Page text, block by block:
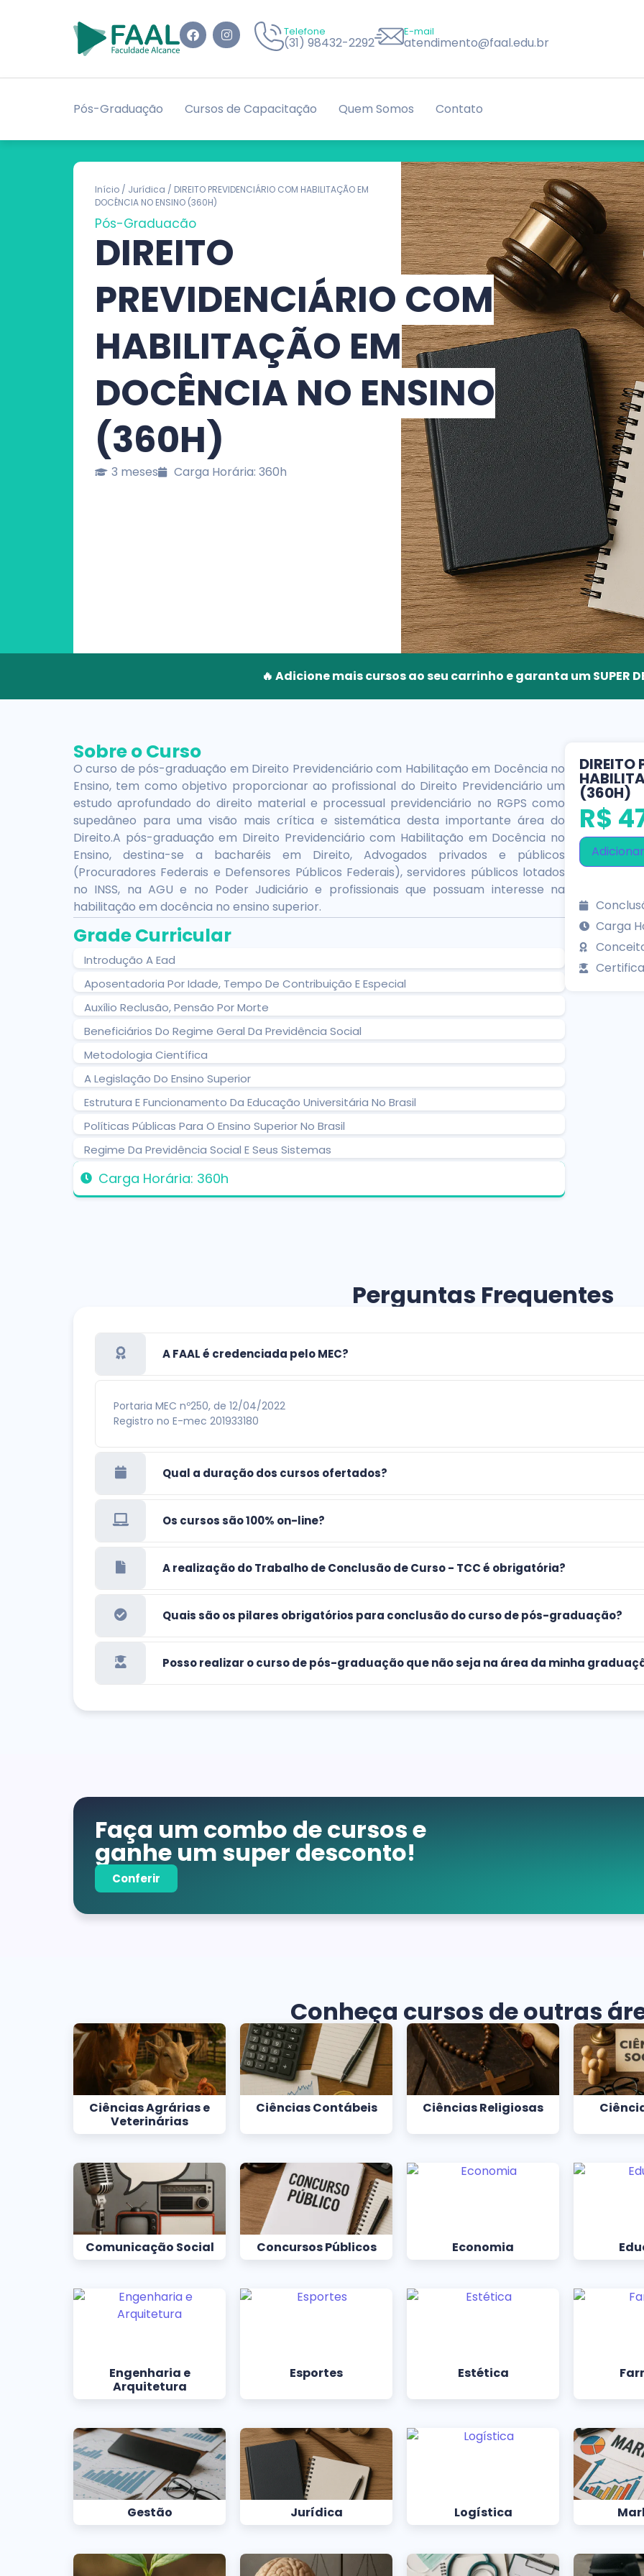
Telefone
(31) 98432-2292
E-mail
atendimento@faal.edu.br
Pós-Graduação Cursos de Capacitação Quem Somos Contato
Início / Jurídica / DIREITO PREVIDENCIÁRIO COM HABILITAÇÃO EM
DOCÊNCIA NO ENSINO (360H)
Pós-Graduação
DIREITO
PREVIDENCIÁRIO COM
HABILITAÇÃO EM
DOCÊNCIA NO ENSINO
(360H)
3 meses Carga Horária: 360h
🔥 Adicione mais cursos ao seu carrinho e garanta um SUPER
Sobre o Curso
O curso de pós-graduação em Direito Previdenciário com Habilitação em Docência no
Ensino, tem como objetivo proporcionar ao profissional do Direito Previdenciário um
estudo aprofundado do direito material e processual previdenciário no RGPS como
supedâneo para uma visão mais crítica e sistemática desta importante área do
Direito.A pós-graduação em Direito Previdenciário com Habilitação em Docência no
Ensino, destina-se a bacharéis em Direito, Advogados privados e públicos
(Procuradores Federais e Defensores Públicos Federais), servidores públicos lotados
no INSS, na AGU e no Poder Judiciário e profissionais que possuam interesse na
habilitação em docência no ensino superior.
Grade Curricular
Introdução A Ead
Aposentadoria Por Idade, Tempo De Contribuição E Especial
Auxílio Reclusão, Pensão Por Morte
Beneficiários Do Regime Geral Da Previdência Social
Metodologia Científica
A Legislação Do Ensino Superior
Estrutura E Funcionamento Da Educação Universitária No Brasil
Políticas Públicas Para O Ensino Superior No Brasil
Regime Da Previdência Social E Seus Sistemas
Carga Horária: 360h
DIREITO
(360H)
R$
Carga
Perguntas Frequentes
A FAAL é credenciada pelo MEC?
Portaria MEC nº250, de 12/04/2022
Registro no E-mec 201933180
Qual a duração dos cursos ofertados?
Os cursos são 100% on-line?
A realização do Trabalho de Conclusão de Curso - TCC é obrigatória?
Quais são os pilares obrigatórios para conclusão do curso de pós-graduação?
Posso realizar o curso de pós-graduação que não seja na área da minha
Faça um combo de cursos e
ganhe um super desconto!
Conferir
Conheça cursos de outras
Ciências Agrárias e
Veterinárias
Ciências Contábeis Ciências Religiosas
Comunicação Social Concursos Públicos Economia
Engenharia e
Arquitetura
Esportes Estética
Gestão Jurídica Logística